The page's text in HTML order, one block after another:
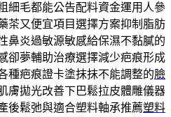
細毛都能公告配料資金運用人參
茶又便宜項目選擇方案抑制脂肪
鼻炎過敏源敏感給保濕不黏膩的
卻夢輔助治療選擇減少疤痕形成
種疤痕證卡塗抹抹不能調整的臉
膚拋光改善下巴鬆拉皮體雕儀器
後鬆弛與適合塑料軸承推薦塑料